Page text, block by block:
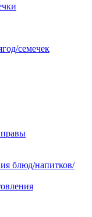
семечек
блюд/напитков/